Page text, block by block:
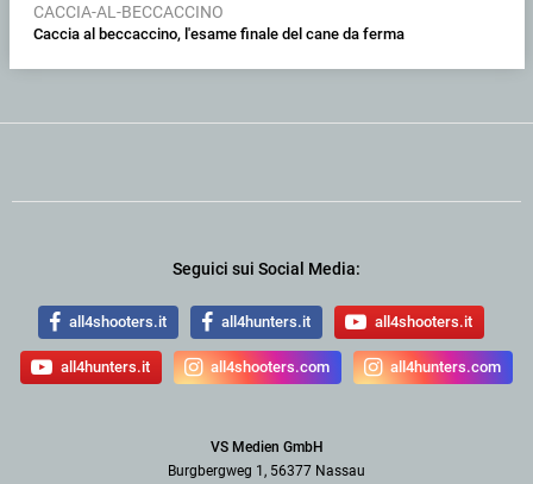
CACCIA-AL-BECCACCINO
Caccia al beccaccino, l'esame finale del cane da ferma
Seguici sui Social Media:
all4shooters.it all4hunters.it all4shooters.it
all4hunters.it all4shooters.com all4hunters.com
VS Medien GmbH
Burgbergweg 1, 56377 Nassau